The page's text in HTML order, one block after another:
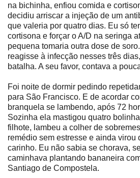
na bichinha, enfiou comida e
decidiu arriscar a injeção de um
que valeria por quatro dias. Eu só
cortisona e forçar o A/D na seringa
pequena tomaria outra dose de
reagisse à infecção nesses três
batalha. A seu favor, contava a
Foi noite de dormir pedindo
para São Francisco. E de acordar
branquela se lambendo, após 72
Sozinha ela mastigou quatro
filhote, lambeu a colher de
remédio sem estresse e ainda virou
carinho. Eu não sabia se chorava,
caminhava plantando bananeira
Santiago de Compostela.